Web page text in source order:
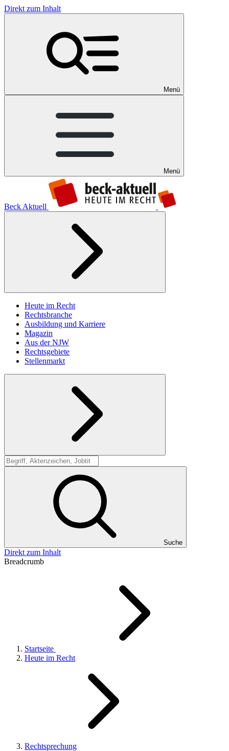
Direkt zum Inhalt
Menü
Menü
Beck Aktuell
Heute im Recht
Rechtsbranche
Ausbildung und Karriere
Magazin
Aus der NJW
Rechtsgebiete
Stellenmarkt
Suche
Suche
Direkt zum Inhalt
Breadcrumb
Startseite
Heute im Recht
Rechtsprechung